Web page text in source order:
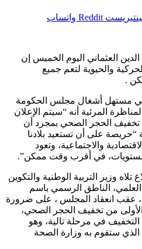
واتساب
العثماني اليوم الخميس إن
والحيوية لتعم جميع
.
في مستهل أشغال مجلس الحكومة
المرئية أنه “سيتم الإعلان
تخفيف الحجر الصحي بمجرد أن
على أن تستعيد بلادنا
والاجتماعية، وتعود
في أقرب وقت ممكن”.
وزير التربية الوطنية والتكوين
العلمي، الناطق الرسمي باسم
عقب انعقاد المجلس ، على ضرورة
من تخفيف الحجر الصحي،
في مرحلة تالية، وهو
الذي ستقوم به وزارة الصحة